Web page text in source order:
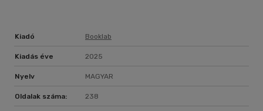
Kiadó Booklab
Kiadás éve 2025
Nyelv MAGYAR
Oldalak száma: 238